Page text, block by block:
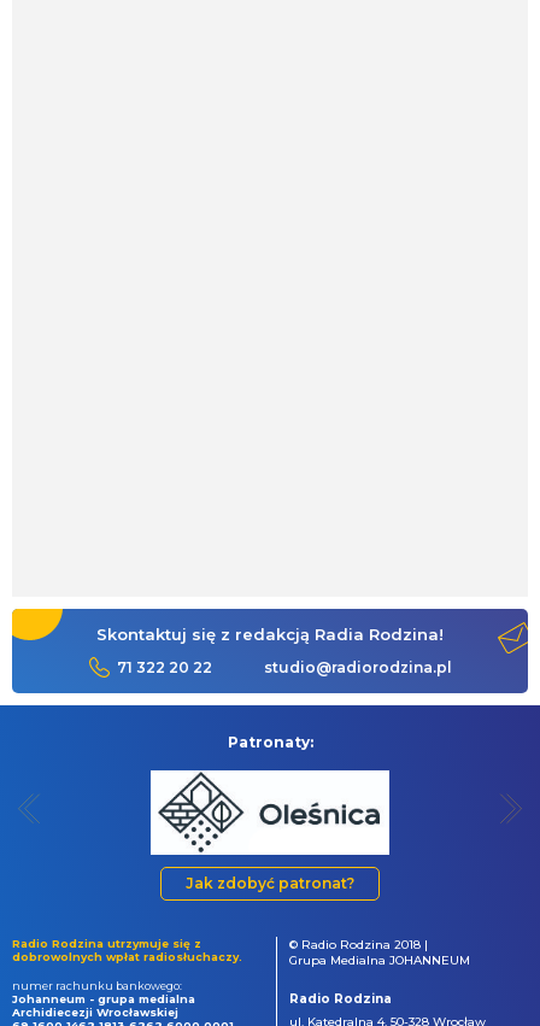
Skontaktuj się z redakcją Radia Rodzina!
71 322 20 22 studio@radiorodzina.pl
Patronaty:
Jak zdobyć patronat?
Radio Rodzina utrzymuje się z
dobrowolnych wpłat radiosłuchaczy.
numer rachunku bankowego:
Johanneum - grupa medialna
Archidiecezji Wrocławskiej
© Radio Rodzina 2018 |
Grupa Medialna JOHANNEUM
Radio Rodzina
ul. Katedralna 4, 50-328 Wrocław